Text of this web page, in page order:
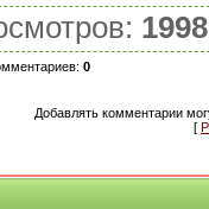
: 1998
: 0
Добавлять комментарии
[